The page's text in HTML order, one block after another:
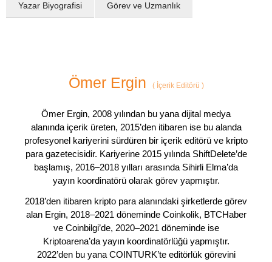
Yazar Biyografisi Görev ve Uzmanlık
Ömer Ergin (İçerik Editörü )
Ömer Ergin, 2008 yılından bu yana dijital medya
alanında içerik üreten, 2015’den itibaren ise bu alanda
profesyonel kariyerini sürdüren bir içerik editörü ve kripto
para gazetecisidir. Kariyerine 2015 yılında ShiftDelete’de
başlamış, 2016–2018 yılları arasında Sihirli Elma’da
yayın koordinatörü olarak görev yapmıştır.
2018’den itibaren kripto para alanındaki şirketlerde görev
alan Ergin, 2018–2021 döneminde Coinkolik, BTCHaber
ve Coinbilgi’de, 2020–2021 döneminde ise
Kriptoarena’da yayın koordinatörlüğü yapmıştır.
2022’den bu yana COINTURK’te editörlük görevini